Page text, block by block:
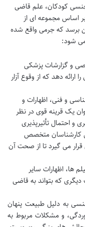
جنسی کودکان، علم قاضی
اساس مجموعه ای از
برسد که جرمی واقع شده
شود:
و گزارشات پزشکی
ارائه دهد که از وقوع آزار
و فنی، اظهارات و
یک قرینه قوی در نظر
و احتمال تأثیرپذیری
کارشناسان متخصص
می گیرد تا از صحت آن
ها، اظهارات سایر
که بتواند به قاضی
به دلیل طبیعت پنهان
و مشکلات مربوط به